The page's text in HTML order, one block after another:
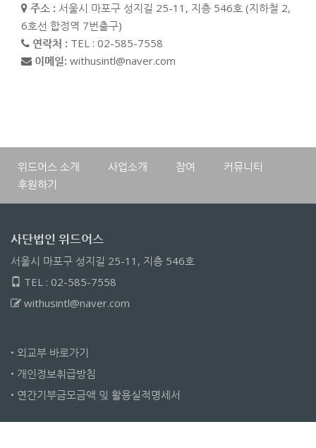
주소 : 서울시 마포구 성지길 25-11, 지층 546호 (지하철 2,
6호선 합정역 7번출구)
연락처 : TEL : 02-585-7558
이메일: withusintl@naver.com
위드어스 소개 사업소개 참여
커뮤니티
후원하기
사단법인 위드어스
서울시 마포구 성지길 25-11, 지층 546호
TEL : 02-585-7558
withusintl@naver.com
• 외교부 바로가기
• 개인정보취급방침
• 연간기부금모금액 밎 활용실적명세서